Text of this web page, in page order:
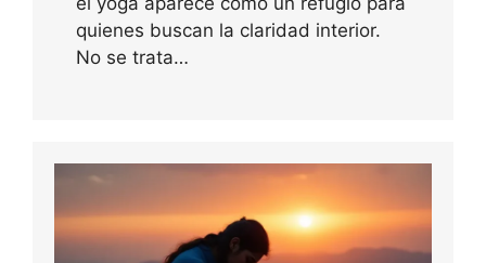
quienes buscan la claridad interior.
No se trata…